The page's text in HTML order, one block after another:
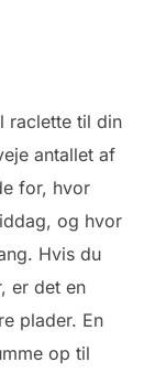
raclette til din
antallet af
for, hvor
og hvor
Hvis du
er det en
plader. En
op til